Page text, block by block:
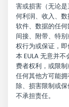
害或损害（无论
何利润、收入、
软件、数据的任何
间接、附带、特
权行为或保证，
本 EULA 无意并
费者权利，或限
任何其他方可能
除、损害限制或
不承担责任。